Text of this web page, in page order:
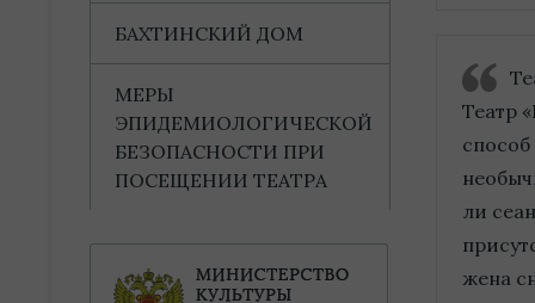
Театр
ли
жена
БАХТИНСКИЙ ДОМ
МЕРЫ
ЭПИДЕМИОЛОГИЧЕСКОЙ
БЕЗОПАСНОСТИ ПРИ
ПОСЕЩЕНИИ ТЕАТРА